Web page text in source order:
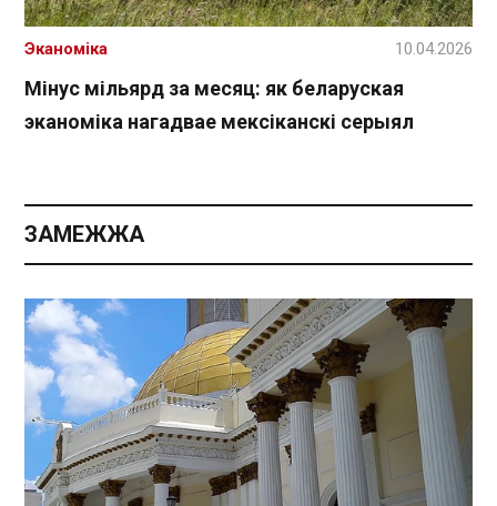
Мінус мільярд за месяц: як беларуская
эканоміка нагадвае мексіканскі серыял
Эканоміка 10.04.2026
ЗАМЕЖЖА